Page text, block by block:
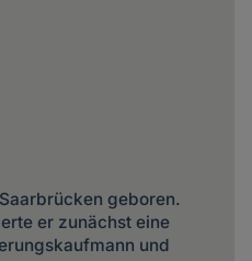
geboren.
er zunächst eine
und